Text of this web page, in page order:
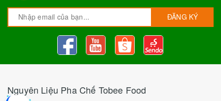
ĐĂNG KÝ
Nguyên Liệu Pha Chế Tobee Food